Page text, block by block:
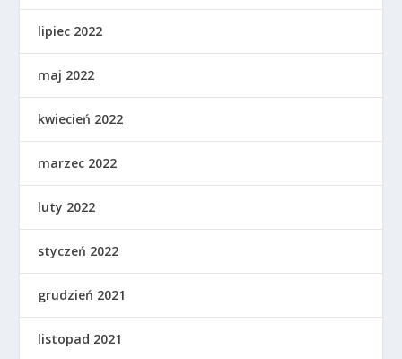
lipiec 2022
maj 2022
kwiecień 2022
marzec 2022
luty 2022
styczeń 2022
grudzień 2021
listopad 2021